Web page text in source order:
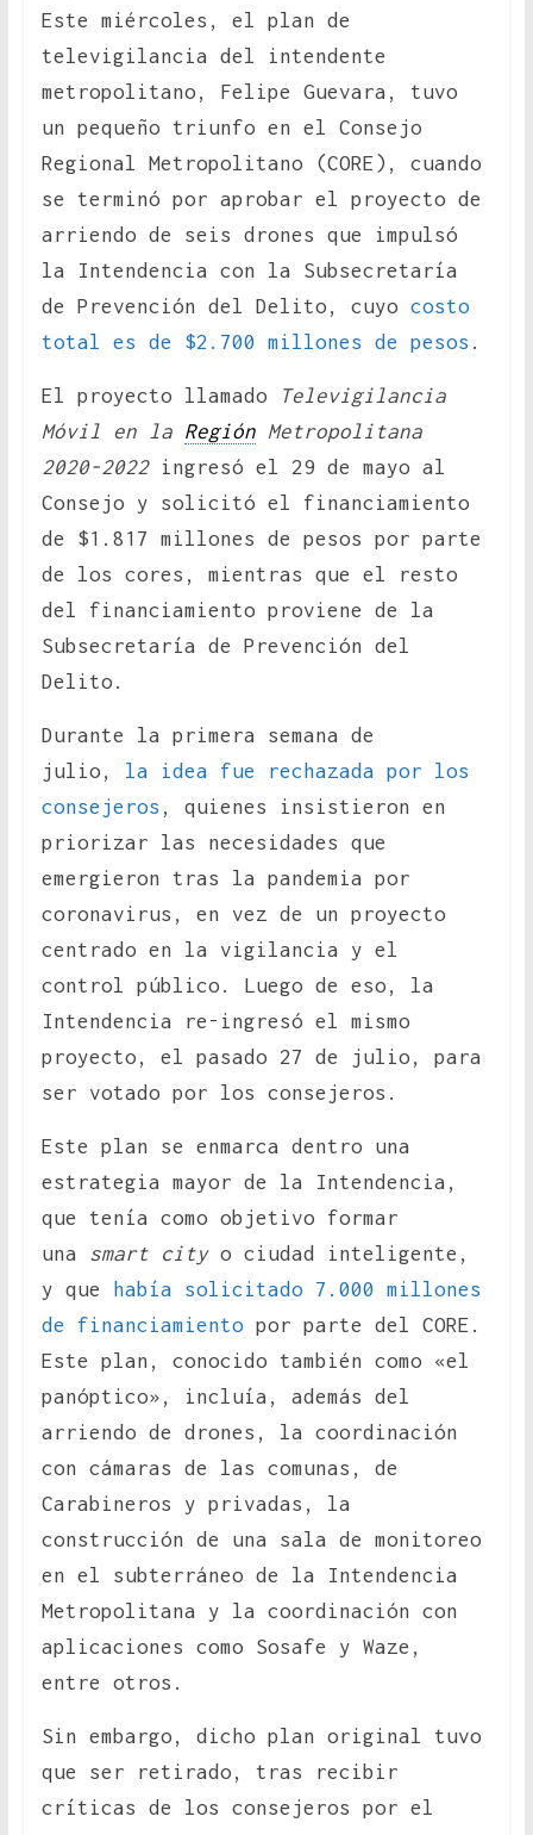
Este miércoles, el plan de
televigilancia del intendente
metropolitano, Felipe Guevara, tuvo
un pequeño triunfo en el Consejo
Regional Metropolitano (CORE), cuando
se terminó por aprobar el proyecto de
arriendo de seis drones que impulsó
la Intendencia con la Subsecretaría
de Prevención del Delito, cuyo costo
total es de $2.700 millones de pesos .
El proyecto llamado
Televigilancia
Móvil en la RegiónMetropolitana
2020-2022ingresó el 29 de mayo al
Consejo y solicitó el financiamiento
de $1.817 millones de pesos por parte
de los cores, mientras que el resto
del financiamiento proviene de la
Subsecretaría de Prevención del
Delito.
Durante la primera semana de
julio, la idea fue rechazada por los
consejeros , quienes insistieron en
priorizar las necesidades que
emergieron tras la pandemia por
coronavirus, en vez de un proyecto
centrado en la vigilancia y el
control público. Luego de eso, la
Intendencia re-ingresó el mismo
proyecto, el pasado 27 de julio, para
ser votado por los consejeros.
Este plan se enmarca dentro una
estrategia mayor de la Intendencia,
que tenía como objetivo formar
una smart cityo ciudad inteligente,
y que
había solicitado 7.000 millones
de financiamiento por parte del CORE.
Este plan, conocido también como «el
panóptico», incluía, además del
arriendo de drones, la coordinación
con cámaras de las comunas, de
Carabineros y privadas, la
construcción de una sala de monitoreo
en el subterráneo de la Intendencia
Metropolitana y la coordinación con
aplicaciones como Sosafe y Waze,
entre otros.
Sin embargo, dicho plan original tuvo
que ser retirado, tras recibir
críticas de los consejeros por el